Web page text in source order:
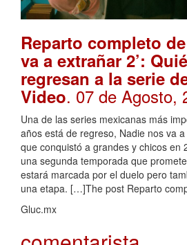
Reparto completo
va a extrañar 2’:
regresan a la serie
Video. 07 de Agosto,
Una de las series mexicanas más
años está de regreso, Nadie nos va
que conquistó a grandes y chicos en
una segunda temporada que
estará marcada por el duelo pero
una etapa. […]The post Reparto
Gluc.mx